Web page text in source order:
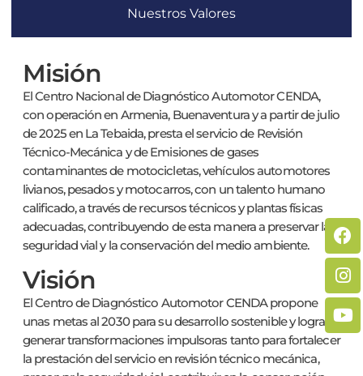
Nuestros Valores
Misión
El Centro Nacional de Diagnóstico Automotor CENDA,
con operación en Armenia, Buenaventura y a partir de julio
de 2025 en La Tebaida, presta el servicio de Revisión
Técnico-Mecánica y de Emisiones de gases
contaminantes de motocicletas, vehículos automotores
livianos, pesados y motocarros, con un talento humano
calificado, a través de recursos técnicos y plantas físicas
adecuadas, contribuyendo de esta manera a preservar la
seguridad vial y la conservación del medio ambiente.
Visión
El Centro de Diagnóstico Automotor CENDA propone
unas metas al 2030 para su desarrollo sostenible y lograr
generar transformaciones impulsoras tanto para fortalecer
la prestación del servicio en revisión técnico mecánica,